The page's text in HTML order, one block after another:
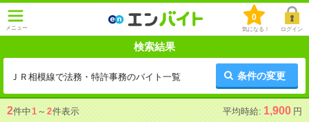
メニュー
0
気になる！ ログイン
検索結果
ＪＲ相模線で法務・特許事務のバイト一覧 条件の変更
2件中1 ～ 2件表示 平均時給: 1,900 円